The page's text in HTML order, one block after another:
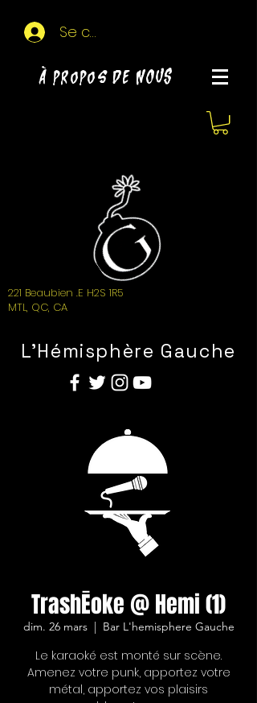
Se connecter
À propos de NOUS
221 Beaubien .E H2S 1R5
MTL, QC, CA
L'Hémisphère Gauche
TrashĒoke @ Hemi (1)
dim. 26 mars
  |
Bar L'hemisphere Gauche
Le karaoké est monté sur scène.
Amenez votre punk, apportez votre
métal, apportez vos plaisirs